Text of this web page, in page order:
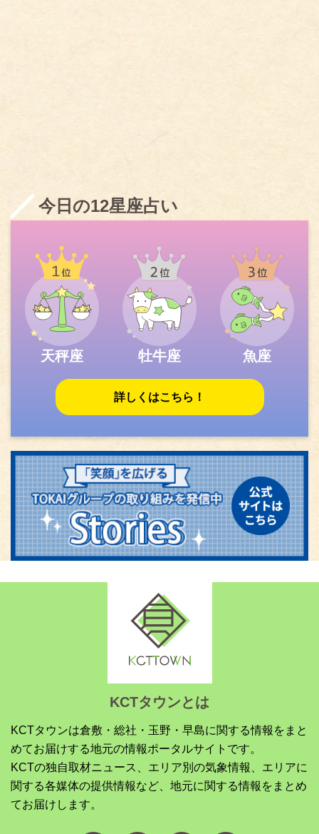
今日の12星座占い
天秤座 牡牛座 魚座
詳しくはこちら！
KCTタウンとは
KCTタウンは倉敷・総社・玉野・早島に関する情報をまと
めてお届けする地元の情報ポータルサイトです。
KCTの独自取材ニュース、エリア別の気象情報、エリアに
関する各媒体の提供情報など、地元に関する情報をまとめ
てお届けします。